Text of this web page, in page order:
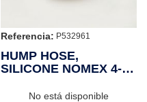
Referencia: P532961
HUMP HOSE,
SILICONE NOMEX 4-
No está disponible